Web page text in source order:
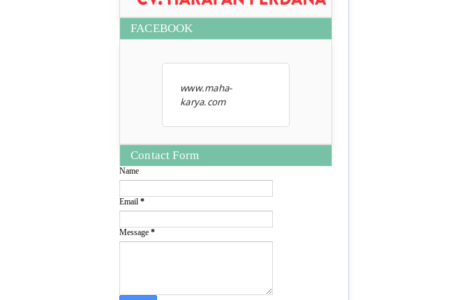
FACEBOOK
www.maha-
karya.com
Contact Form
Name
Email *
Message *